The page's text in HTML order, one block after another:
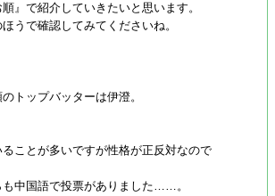
』で紹介していきたいと思います。
うで確認してみてくださいね。
トップバッターは伊澄。
ことが多いですが性格が正反対なので
中国語で投票がありました……。